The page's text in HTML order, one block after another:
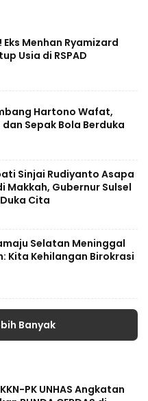
Eks Menhan Ryamizard
Usia di RSPAD
Hartono Wafat,
dan Sepak Bola Berduka
Sinjai Rudiyanto Asapa
Makkah, Gubernur Sulsel
Cita
Selatan Meninggal
Kita Kehilangan Birokrasi
Banyak
PK UNHAS Angkatan